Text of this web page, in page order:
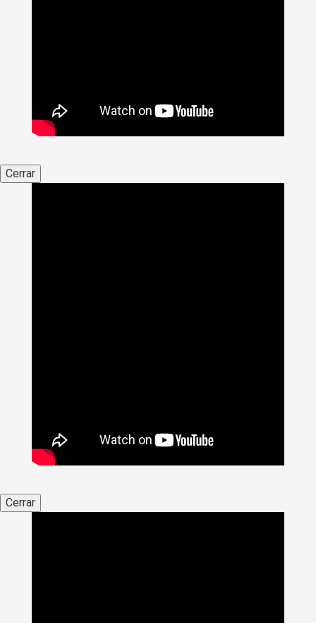
Cerrar
Cerrar